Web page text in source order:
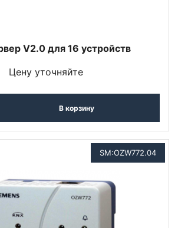
V2.0 для 16 устройств
Цену уточняйте
В корзину
SM:OZW772.04